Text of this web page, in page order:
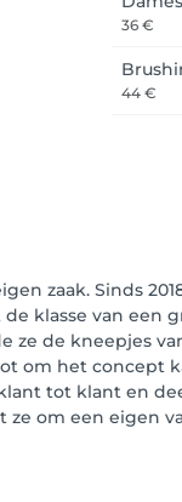
36 €
44 €
zaak. Sinds
klasse van een
ze de kneepjes
om het concept
tot klant en
om een eigen